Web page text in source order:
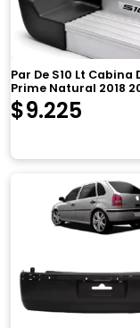
Par De S10 Lt Cabina
Prime Natural 2018
$9.225